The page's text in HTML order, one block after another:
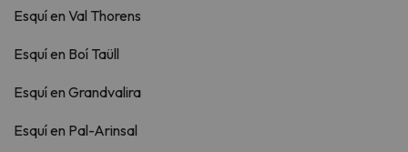
Esquí en Val Thorens
Esquí en Boí Taüll
Esquí en Grandvalira
Esquí en Pal-Arinsal